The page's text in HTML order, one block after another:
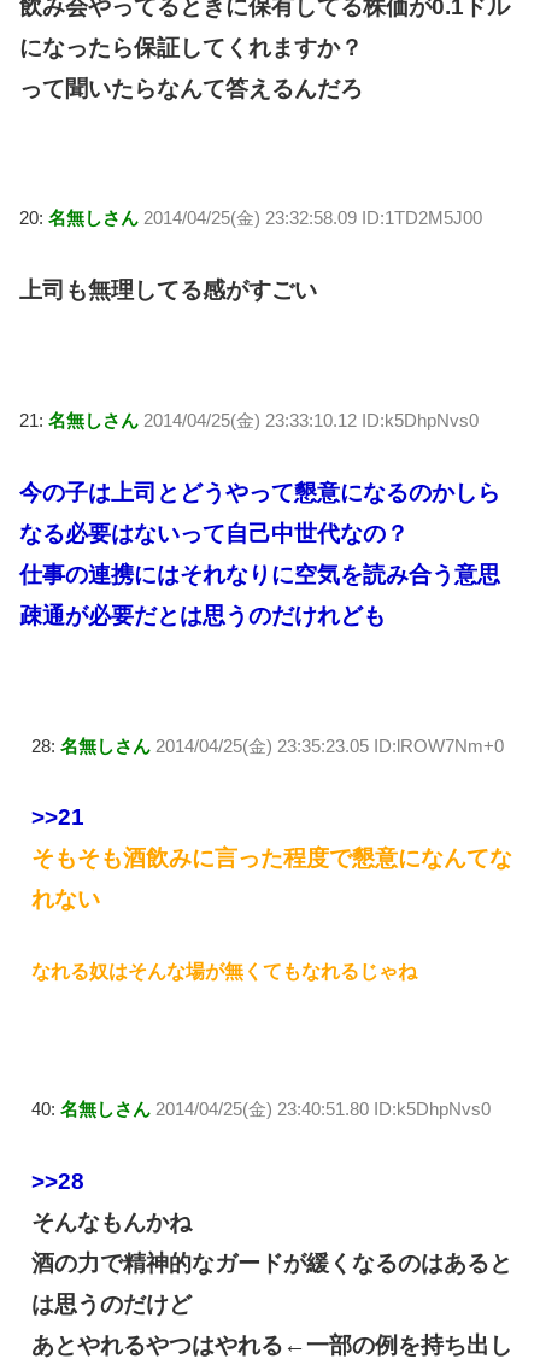
飲み会やってるときに保有してる株価が0.1ドル
になったら保証してくれますか？
って聞いたらなんて答えるんだろ
20: 名無しさん 2014/04/25(金) 23:32:58.09 ID:1TD2M5J00
上司も無理してる感がすごい
21: 名無しさん 2014/04/25(金) 23:33:10.12 ID:k5DhpNvs0
今の子は上司とどうやって懇意になるのかしら
なる必要はないって自己中世代なの？
仕事の連携にはそれなりに空気を読み合う意思
疎通が必要だとは思うのだけれども
28: 名無しさん 2014/04/25(金) 23:35:23.05 ID:lROW7Nm+0
>>21
そもそも酒飲みに言った程度で懇意になんてな
れない
なれる奴はそんな場が無くてもなれるじゃね
40: 名無しさん 2014/04/25(金) 23:40:51.80 ID:k5DhpNvs0
>>28
そんなもんかね
酒の力で精神的なガードが緩くなるのはあると
は思うのだけど
あとやれるやつはやれる←一部の例を持ち出し